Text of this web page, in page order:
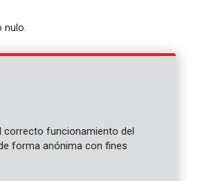
nulo.
de garantía.
correcto funcionamiento del
forma anónima con fines